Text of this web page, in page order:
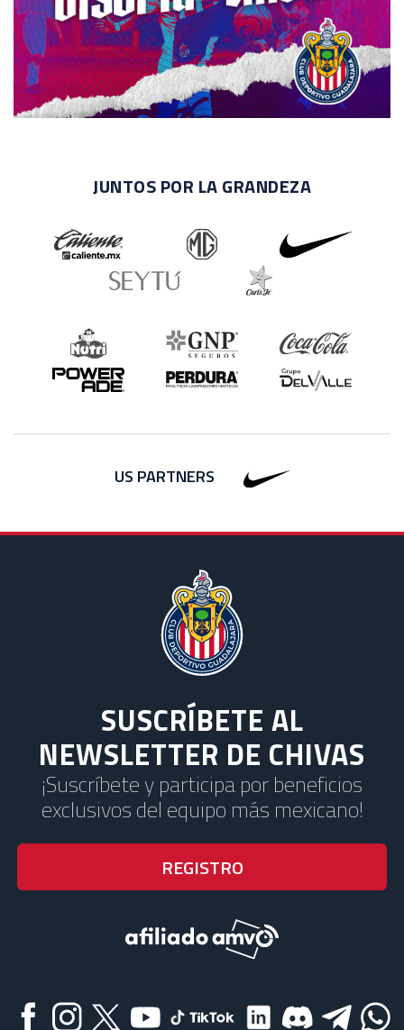
JUNTOS POR LA GRANDEZA
US PARTNERS
SUSCRÍBETE AL
NEWSLETTER DE CHIVAS
¡Suscríbete y participa por beneficios
exclusivos del equipo más mexicano!